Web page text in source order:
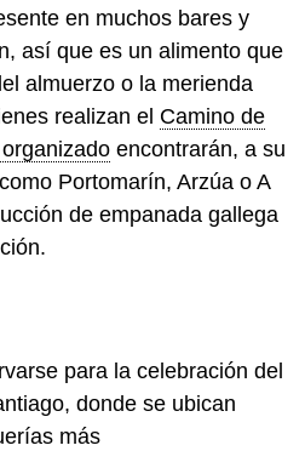
en muchos bares y
así que es un alimento que
almuerzo o la merienda
realizan el Camino de
encontrarán, a su
Portomarín, Arzúa o A
de empanada gallega
para la celebración del
donde se ubican
más